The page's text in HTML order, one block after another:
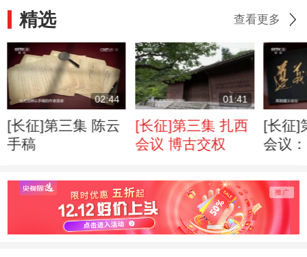
精选 查看更多
02:44
[长征]第三集 陈云
手稿
01:41
[长征]第三集 扎西
会议 博古交权
[长征]
会议